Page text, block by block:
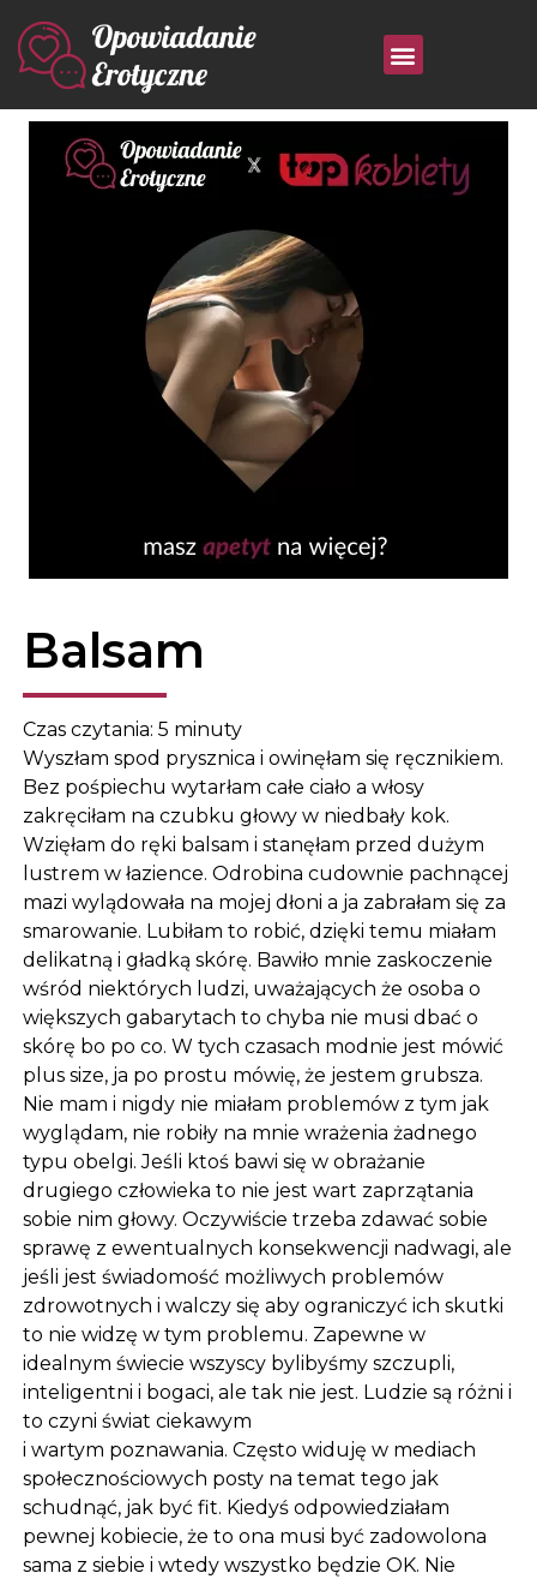
Balsam
Czas czytania: 5 minuty
Wyszłam spod prysznica i owinęłam się ręcznikiem.
Bez pośpiechu wytarłam całe ciało a włosy
zakręciłam na czubku głowy w niedbały kok.
Wzięłam do ręki balsam i stanęłam przed dużym
lustrem w łazience. Odrobina cudownie pachnącej
mazi wylądowała na mojej dłoni a ja zabrałam się za
smarowanie. Lubiłam to robić, dzięki temu miałam
delikatną i gładką skórę. Bawiło mnie zaskoczenie
wśród niektórych ludzi, uważających że osoba o
większych gabarytach to chyba nie musi dbać o
skórę bo po co. W tych czasach modnie jest mówić
plus size, ja po prostu mówię, że jestem grubsza.
Nie mam i nigdy nie miałam problemów z tym jak
wyglądam, nie robiły na mnie wrażenia żadnego
typu obelgi. Jeśli ktoś bawi się w obrażanie
drugiego człowieka to nie jest wart zaprzątania
sobie nim głowy. Oczywiście trzeba zdawać sobie
sprawę z ewentualnych konsekwencji nadwagi, ale
jeśli jest świadomość możliwych problemów
zdrowotnych i walczy się aby ograniczyć ich skutki
to nie widzę w tym problemu. Zapewne w
idealnym świecie wszyscy bylibyśmy szczupli,
inteligentni i bogaci, ale tak nie jest. Ludzie są różni i
to czyni świat ciekawym
i wartym poznawania. Często widuję w mediach
społecznościowych posty na temat tego jak
schudnąć, jak być fit. Kiedyś odpowiedziałam
pewnej kobiecie, że to ona musi być zadowolona
sama z siebie i wtedy wszystko będzie OK. Nie